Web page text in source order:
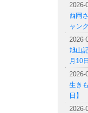
2026-
西岡
ャン
2026-
旭山
月10
2026-
生き
日】
2026-